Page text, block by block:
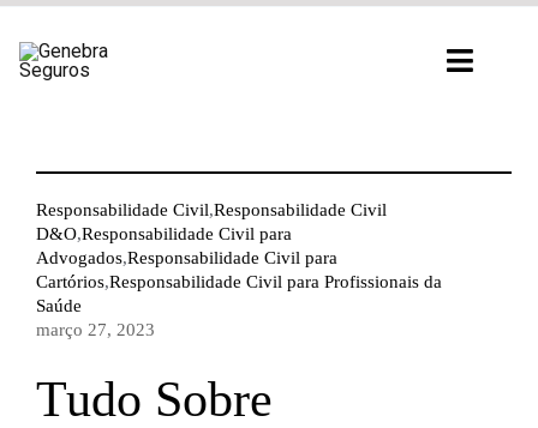
para
Responsabilidade Civil,Responsabilidade Civil
D&O,Responsabilidade Civil para
Advogados,Responsabilidade Civil para
Cartórios,Responsabilidade Civil para Profissionais da
Saúde
março 27, 2023
Tudo Sobre